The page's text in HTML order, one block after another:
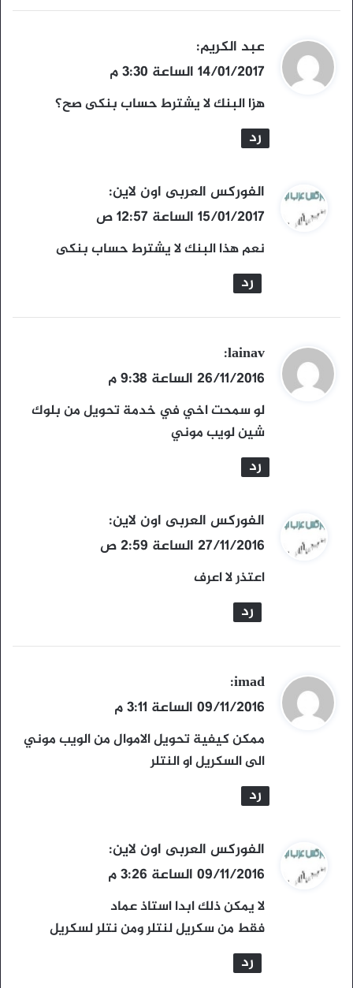
ي
ق
و
ل
عبد الكريم:
14/01/2017 الساعة 3:30 م
هزا البنك لا يشترط حساب بنكى صح؟
رد
ي
ق
و
ل
الفوركس العربى اون لاين:
15/01/2017 الساعة 12:57 ص
نعم هذا البنك لا يشترط حساب بنكى
رد
ي
ق
و
ل
lainav
:
26/11/2016 الساعة 9:38 م
لو سمحت اخي في خدمة تحويل من بلوك
شين لويب موني
رد
ي
ق
و
ل
الفوركس العربى اون لاين:
27/11/2016 الساعة 2:59 ص
اعتذر لا اعرف
رد
ي
ق
و
ل
imad
:
09/11/2016 الساعة 3:11 م
ممكن كيفية تحويل الاموال من الويب موني
الى السكريل او النتلر
رد
ي
ق
و
ل
الفوركس العربى اون لاين:
09/11/2016 الساعة 3:26 م
لا يمكن ذلك ابدا استاذ عماد
فقط من سكريل لنتلر ومن نتلر لسكريل
رد